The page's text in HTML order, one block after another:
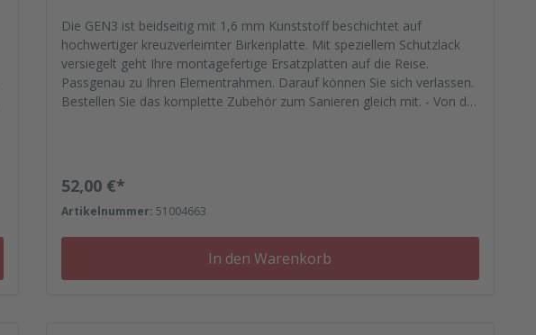
Die GEN3 ist beidseitig mit 1,6 mm Kunststoff beschichtet auf
hochwertiger kreuzverleimter Birkenplatte. Mit speziellem Schutzlack
versiegelt geht Ihre montagefertige Ersatzplatten auf die Reise.
Passgenau zu Ihren Elementrahmen. Darauf können Sie sich verlassen.
Bestellen Sie das komplette Zubehör zum Sanieren gleich mit. - Von der
Regulärer Preis:
52,00 €*
Artikelnummer: 51004663
In den Warenkorb